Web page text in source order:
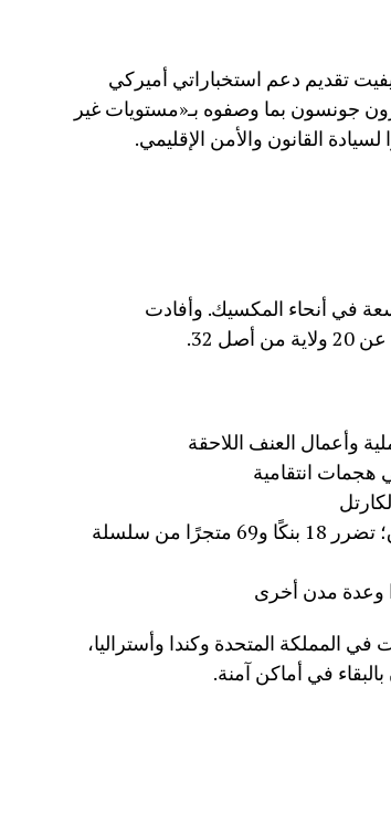
تقديم دعم استخباراتي أميركي
رون جونسون بما وصفوه بـ«مستويات غير
القانون والأمن الإقليمي.
في أنحاء المكسيك. وأفادت
32.
أضرار بالبنية التحتية: أكثر من 250 حاجزًا على الطرق؛ تضرر 18 بنكًا و69 متجرًا من سلسلة
وعدة مدن أخرى
المملكة المتحدة وكندا وأستراليا،
في أماكن آمنة.